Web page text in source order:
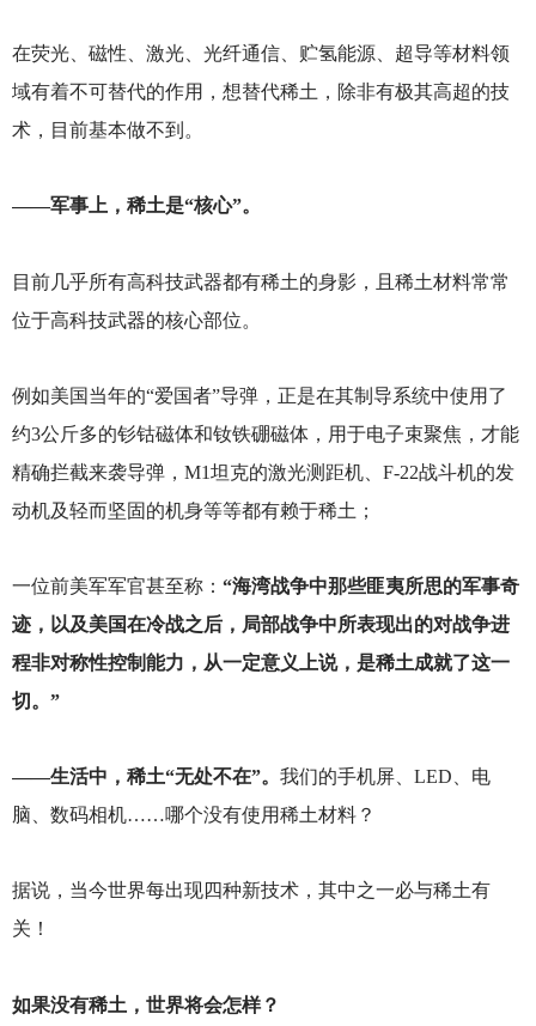
在荧光、磁性、激光、光纤通信、贮氢能源、超导等材料领
域有着不可替代的作用，想替代稀土，除非有极其高超的技
术，目前基本做不到。
——军事上，稀土是“核心”。
目前几乎所有高科技武器都有稀土的身影，且稀土材料常常
位于高科技武器的核心部位。
例如美国当年的“爱国者”导弹，正是在其制导系统中使用了
约3公斤多的钐钴磁体和钕铁硼磁体，用于电子束聚焦，才能
精确拦截来袭导弹，M1坦克的激光测距机、F-22战斗机的发
动机及轻而坚固的机身等等都有赖于稀土；
一位前美军军官甚至称： “海湾战争中那些匪夷所思的军事奇
迹，以及美国在冷战之后，局部战争中所表现出的对战争进
程非对称性控制能力，从一定意义上说，是稀土成就了这一
切。”
——生活中，稀土“无处不在”。 我们的手机屏、LED、电
脑、数码相机……哪个没有使用稀土材料？
据说，当今世界每出现四种新技术，其中之一必与稀土有
关！
如果没有稀土，世界将会怎样？